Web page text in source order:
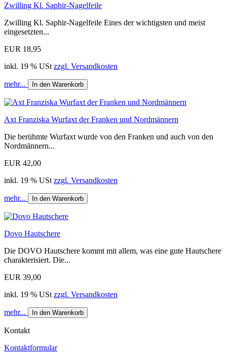
Zwilling Kl. Saphir-Nagelfeile
Zwilling Kl. Saphir-Nagelfeile Eines der wichtigsten und meist
eingesetzten...
EUR 18,95
inkl. 19 % USt zzgl. Versandkosten
mehr... In den Warenkorb
Axt Franziska Wurfaxt der Franken und Nordmännern
Die berühmte Wurfaxt wurde von den Franken und auch von den
Nordmännern...
EUR 42,00
inkl. 19 % USt zzgl. Versandkosten
mehr... In den Warenkorb
Dovo Hautschere
Die DOVO Hautschere kommt mit allem, was eine gute Hautschere
charakterisiert. Die...
EUR 39,00
inkl. 19 % USt zzgl. Versandkosten
mehr... In den Warenkorb
Kontakt
Kontaktformular